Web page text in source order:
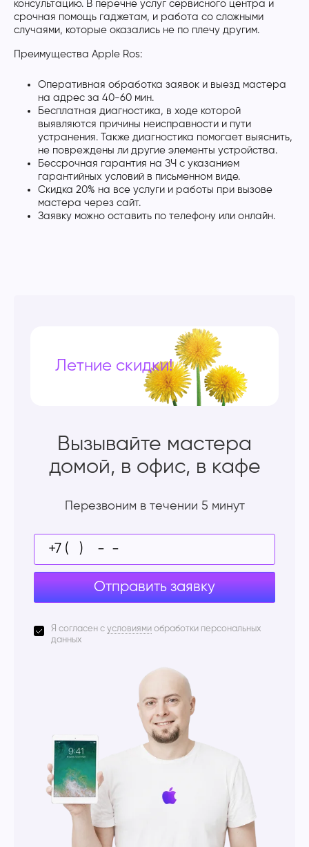
консультацию. В перечне услуг сервисного центра и
срочная помощь гаджетам, и работа со сложными
случаями, которые оказались не по плечу другим.
Преимущества Apple Ros:
Оперативная обработка заявок и выезд мастера
на адрес за 40-60 мин.
Бесплатная диагностика, в ходе которой
выявляются причины неисправности и пути
устранения. Также диагностика помогает выяснить,
не повреждены ли другие элементы устройства.
Бессрочная гарантия на ЗЧ с указанием
гарантийных условий в письменном виде.
Скидка 20% на все услуги и работы при вызове
мастера через сайт.
Заявку можно оставить по телефону или онлайн.
Летние скидки!
Вызывайте мастера
домой, в офис, в кафе
Перезвоним в течении 5 минут
Отправить заявку
Я согласен с условиями обработки персональных
данных